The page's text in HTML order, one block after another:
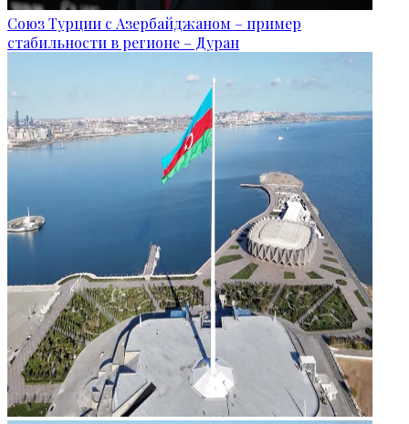
Союз Турции с Азербайджаном – пример
стабильности в регионе – Дуран